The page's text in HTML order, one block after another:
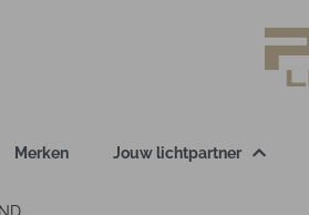
Merken Jouw lichtpartner